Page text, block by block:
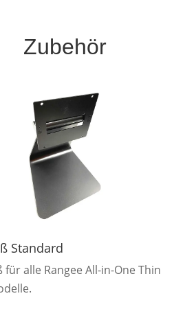
Zubehör
Standard
für alle Rangee All-in-One Thin